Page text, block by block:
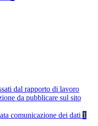
dal rapporto di lavoro
da pubblicare sul sito
comunicazione dei dati 1